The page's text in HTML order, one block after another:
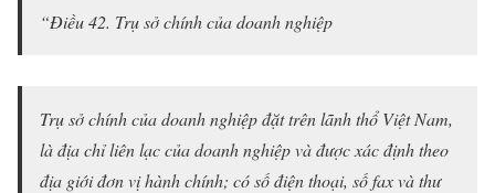
“Điều 42. Trụ sở chính của doanh nghiệp
Trụ sở chính của doanh nghiệp đặt trên lãnh thổ Việt Nam,
là địa chỉ liên lạc của doanh nghiệp và được xác định theo
địa giới đơn vị hành chính; có số điện thoại, số fax và thư